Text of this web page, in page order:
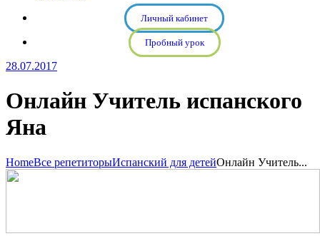
Личный кабинет
Пробный урок
28.07.2017
Онлайн Учитель испанского
Яна
HomeВсе репетиторыИспанский для детейОнлайн Учитель...